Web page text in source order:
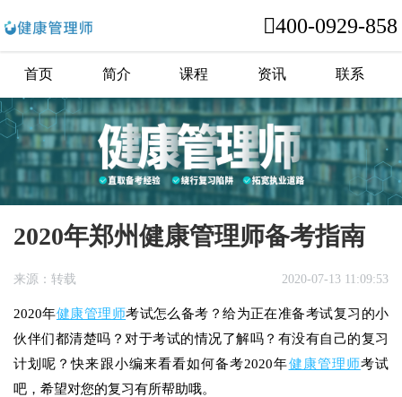
400-0929-858
首页 简介 课程 资讯 联系
2020年郑州健康管理师备考指南
2020-07-13 11:09:53
来源： 转载
2020年健康管理师考试怎么备考？给为正在准备考试复习的小
伙伴们都清楚吗？对于考试的情况了解吗？有没有自己的复习
计划呢？快来跟小编来看看如何备考2020年健康管理师考试
吧，希望对您的复习有所帮助哦。